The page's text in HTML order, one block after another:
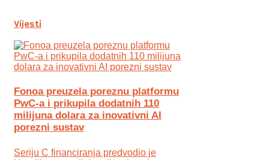
Vijesti
Fonoa preuzela poreznu platformu
PwC-a i prikupila dodatnih 110
milijuna dolara za inovativni AI
porezni sustav
Seriju C financiranja predvodio je